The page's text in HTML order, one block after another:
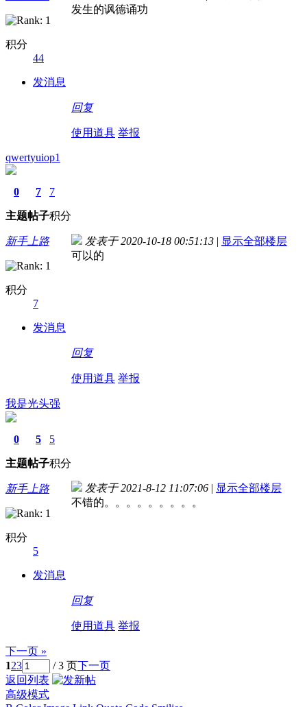
积分
44
发消息
发生的讽德诵功
回复
使用道具 举报
qwertyuiop1
0
主题
7
帖子
7
积分
新手上路
积分
7
发消息
发表于 2020-10-18 00:51:13 | 显示全部楼层
可以的
回复
使用道具 举报
我是光头强
0
主题
5
帖子
5
积分
新手上路
积分
5
发消息
发表于 2021-8-12 11:07:06 | 显示全部楼层
不错的。。。。。。。。。
回复
使用道具 举报
下一页 »
123 / 3 页下一页
返回列表
高级模式